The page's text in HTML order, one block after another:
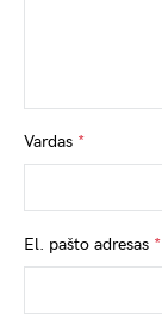
Vardas *
El. pašto adresas *